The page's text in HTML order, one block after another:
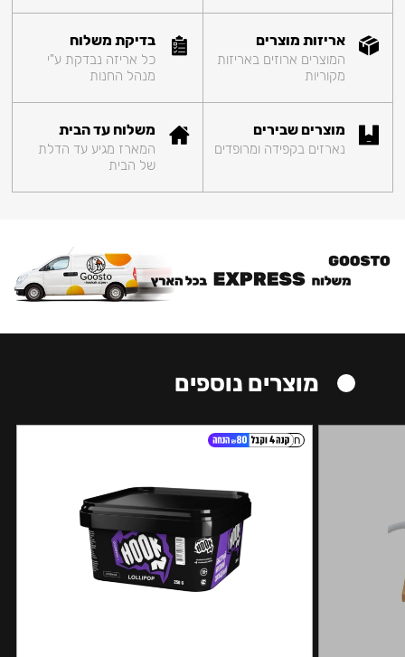
אריזות מוצרים
המוצרים ארוזים באריזות
מקוריות
בדיקת משלוח
כל אריזה נבדקת ע"י
מנהל החנות
מוצרים שבירים
נארזים בקפידה ומרופדים
משלוח עד הבית
המארז מגיע עד הדלת
של הבית
מוצרים נוספים
חזק